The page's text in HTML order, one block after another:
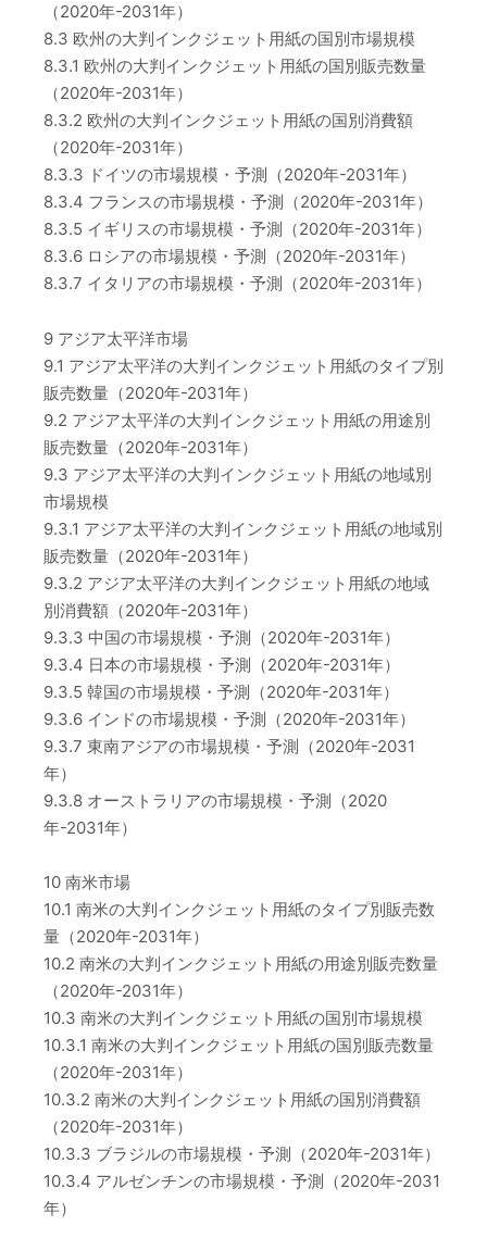
（2020年-2031年）
8.3 欧州の大判インクジェット用紙の国別市場規模
8.3.1 欧州の大判インクジェット用紙の国別販売数量
（2020年-2031年）
8.3.2 欧州の大判インクジェット用紙の国別消費額
（2020年-2031年）
8.3.3 ドイツの市場規模・予測（2020年-2031年）
8.3.4 フランスの市場規模・予測（2020年-2031年）
8.3.5 イギリスの市場規模・予測（2020年-2031年）
8.3.6 ロシアの市場規模・予測（2020年-2031年）
8.3.7 イタリアの市場規模・予測（2020年-2031年）
9 アジア太平洋市場
9.1 アジア太平洋の大判インクジェット用紙のタイプ別
販売数量（2020年-2031年）
9.2 アジア太平洋の大判インクジェット用紙の用途別
販売数量（2020年-2031年）
9.3 アジア太平洋の大判インクジェット用紙の地域別
市場規模
9.3.1 アジア太平洋の大判インクジェット用紙の地域別
販売数量（2020年-2031年）
9.3.2 アジア太平洋の大判インクジェット用紙の地域
別消費額（2020年-2031年）
9.3.3 中国の市場規模・予測（2020年-2031年）
9.3.4 日本の市場規模・予測（2020年-2031年）
9.3.5 韓国の市場規模・予測（2020年-2031年）
9.3.6 インドの市場規模・予測（2020年-2031年）
9.3.7 東南アジアの市場規模・予測（2020年-2031
年）
9.3.8 オーストラリアの市場規模・予測（2020
年-2031年）
10 南米市場
10.1 南米の大判インクジェット用紙のタイプ別販売数
量（2020年-2031年）
10.2 南米の大判インクジェット用紙の用途別販売数量
（2020年-2031年）
10.3 南米の大判インクジェット用紙の国別市場規模
10.3.1 南米の大判インクジェット用紙の国別販売数量
（2020年-2031年）
10.3.2 南米の大判インクジェット用紙の国別消費額
（2020年-2031年）
10.3.3 ブラジルの市場規模・予測（2020年-2031年）
10.3.4 アルゼンチンの市場規模・予測（2020年-2031
年）